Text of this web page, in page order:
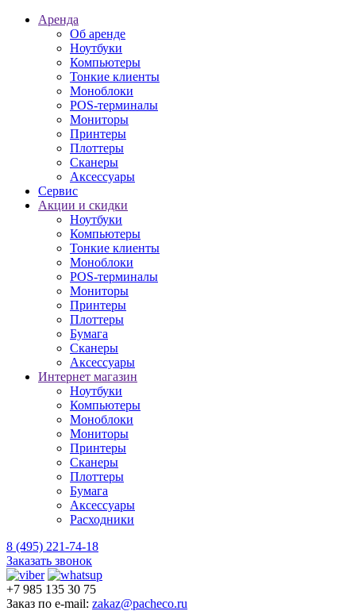
Аренда
Об аренде
Ноутбуки
Компьютеры
Тонкие клиенты
Моноблоки
POS-терминалы
Мониторы
Принтеры
Плоттеры
Сканеры
Аксессуары
Сервис
Акции и скидки
Ноутбуки
Компьютеры
Тонкие клиенты
Моноблоки
POS-терминалы
Мониторы
Принтеры
Плоттеры
Бумага
Сканеры
Аксессуары
Интернет магазин
Ноутбуки
Компьютеры
Моноблоки
Мониторы
Принтеры
Сканеры
Плоттеры
Бумага
Аксессуары
Расходники
8 (495) 221-74-18
Заказать звонок
+7 985 135 30 75
Заказ по e-mail: zakaz@pacheco.ru